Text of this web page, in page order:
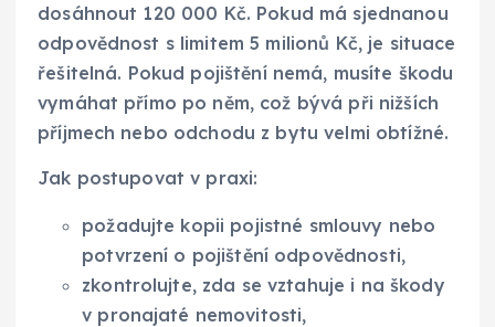
dosáhnout 120 000 Kč. Pokud má sjednanou
odpovědnost s limitem 5 milionů Kč, je situace
řešitelná. Pokud pojištění nemá, musíte škodu
vymáhat přímo po něm, což bývá při nižších
příjmech nebo odchodu z bytu velmi obtížné.
Jak postupovat v praxi:
požadujte kopii pojistné smlouvy nebo
potvrzení o pojištění odpovědnosti,
zkontrolujte, zda se vztahuje i na škody
v pronajaté nemovitosti,